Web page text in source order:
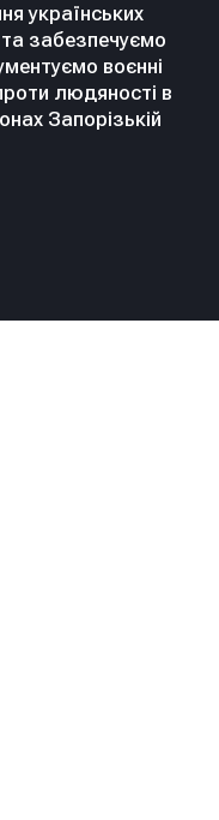
українських
забезпечуємо
воєнні
людяності в
Запорізькій